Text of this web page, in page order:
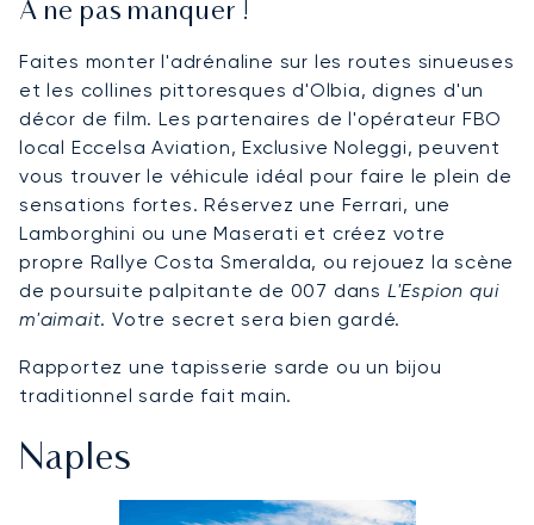
À ne pas manquer !
Faites monter l'adrénaline sur les routes sinueuses
et les collines pittoresques d'Olbia, dignes d'un
décor de film. Les partenaires de l'opérateur FBO
local Eccelsa Aviation, Exclusive Noleggi, peuvent
vous trouver le véhicule idéal pour faire le plein de
sensations fortes. Réservez une Ferrari, une
Lamborghini ou une Maserati et créez votre
propre Rallye Costa Smeralda, ou rejouez la scène
de poursuite palpitante de 007 dans L'Espion qui
m'aimait. Votre secret sera bien gardé.
Rapportez une tapisserie sarde ou un bijou
traditionnel sarde fait main.
Naples